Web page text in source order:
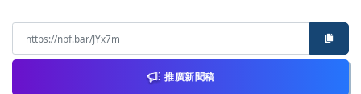
推廣新聞稿